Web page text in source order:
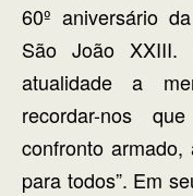
60º aniversário
São João
atualidade a
recordar-nos
confronto
para todos”. Em